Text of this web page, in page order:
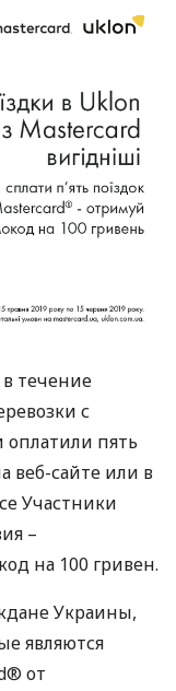
течение
с
пять
веб-сайте или в
Участники
–
на 100 гривен.
Украины,
являются
от